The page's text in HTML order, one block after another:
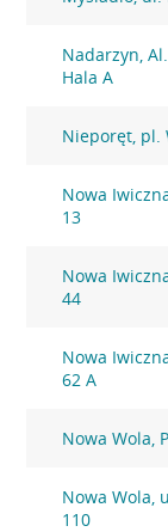
Nadarzyn,
Hala A
Nieporęt, pl.
Nowa
13
Nowa
44
Nowa
62 A
Nowa Wola,
Nowa Wola,
110